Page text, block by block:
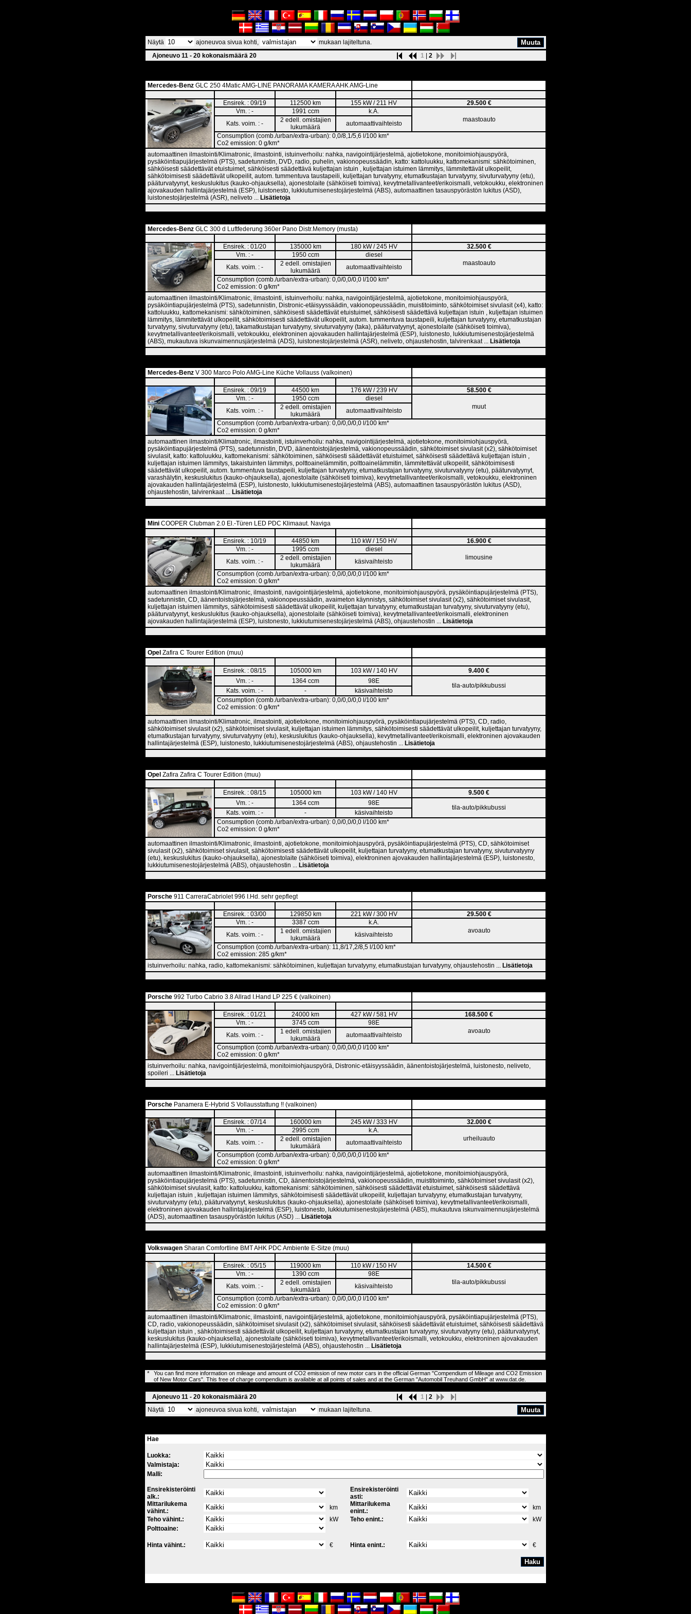
Näytä ajoneuvoa sivua kohti,
mukaan lajiteltuna.
Ajoneuvo 11 - 20 kokonaismäärä 20
1 2
Mercedes-Benz GLC 250 4Matic AMG-LINE PANORAMA KAMERA AHK AMG-Line
Ensirek. : 09/19 112500 km 155 kW / 211 HV
29.500 €
Vm. : -
1991 ccm
k.A.
maastoauto
Kats. voim. : -
2 edell. omistajien
lukumäärä
automaattivaihteisto
Consumption (comb./urban/extra-urban): 0,0/8,1/5,6 l/100 km*
Co2 emission: 0 g/km*
automaattinen ilmastointi/Klimatronic, ilmastointi, istuinverhoilu: nahka, navigointijärjestelmä, ajotietokone, monitoimiohjauspyörä,
pysäköintiapujärjestelmä (PTS), sadetunnistin, DVD, radio, puhelin, vakionopeussäädin, katto: kattoluukku, kattomekanismi: sähkötoiminen,
sähköisesti säädettävät etuistuimet, sähköisesti säädettävä kuljettajan istuin , kuljettajan istuimen lämmitys, lämmitettävät ulkopeilit,
sähkötoimisesti säädettävät ulkopeilit, autom. tummentuva taustapeili, kuljettajan turvatyyny, etumatkustajan turvatyyny, sivuturvatyyny (etu),
pääturvatyynyt, keskuslukitus (kauko-ohjauksella), ajonestolaite (sähköiseti toimiva), kevytmetallivanteet/erikoismalli, vetokoukku, elektroninen
ajovakauden hallintajärjestelmä (ESP), luistonesto, lukkiutumisenestojärjestelmä (ABS), automaattinen tasauspyörästön lukitus (ASD),
luistonestojärjestelmä (ASR), neliveto ... Lisätietoja
Mercedes-Benz GLC 300 d Luftfederung 360er Pano Distr.Memory (musta)
Ensirek. : 01/20 135000 km 180 kW / 245 HV
32.500 €
Vm. : -
1950 ccm
diesel
maastoauto
Kats. voim. : -
2 edell. omistajien
lukumäärä
automaattivaihteisto
Consumption (comb./urban/extra-urban): 0,0/0,0/0,0 l/100 km*
Co2 emission: 0 g/km*
automaattinen ilmastointi/Klimatronic, ilmastointi, istuinverhoilu: nahka, navigointijärjestelmä, ajotietokone, monitoimiohjauspyörä,
pysäköintiapujärjestelmä (PTS), sadetunnistin, Distronic-etäisyyssäädin, vakionopeussäädin, muistitoiminto, sähkötoimiset sivulasit (x4), katto:
kattoluukku, kattomekanismi: sähkötoiminen, sähköisesti säädettävät etuistuimet, sähköisesti säädettävä kuljettajan istuin , kuljettajan istuimen
lämmitys, lämmitettävät ulkopeilit, sähkötoimisesti säädettävät ulkopeilit, autom. tummentuva taustapeili, kuljettajan turvatyyny, etumatkustajan
turvatyyny, sivuturvatyyny (etu), takamatkustajan turvatyyny, sivuturvatyyny (taka), pääturvatyynyt, ajonestolaite (sähköiseti toimiva),
kevytmetallivanteet/erikoismalli, vetokoukku, elektroninen ajovakauden hallintajärjestelmä (ESP), luistonesto, lukkiutumisenestojärjestelmä
(ABS), mukautuva iskunvaimennusjärjestelmä (ADS), luistonestojärjestelmä (ASR), neliveto, ohjaustehostin, talvirenkaat ... Lisätietoja
Mercedes-Benz V 300 Marco Polo AMG-Line Küche Vollauss (valkoinen)
Ensirek. : 09/19 44500 km 176 kW / 239 HV
58.500 €
Vm. : -
1950 ccm
diesel
muut
Kats. voim. : -
2 edell. omistajien
lukumäärä
automaattivaihteisto
Consumption (comb./urban/extra-urban): 0,0/0,0/0,0 l/100 km*
Co2 emission: 0 g/km*
automaattinen ilmastointi/Klimatronic, ilmastointi, istuinverhoilu: nahka, navigointijärjestelmä, ajotietokone, monitoimiohjauspyörä,
pysäköintiapujärjestelmä (PTS), sadetunnistin, DVD, äänentoistojärjestelmä, vakionopeussäädin, sähkötoimiset sivulasit (x2), sähkötoimiset
sivulasit, katto: kattoluukku, kattomekanismi: sähkötoiminen, sähköisesti säädettävät etuistuimet, sähköisesti säädettävä kuljettajan istuin ,
kuljettajan istuimen lämmitys, takaistuinten lämmitys, polttoainelämmitin, polttoainelämmitin, lämmitettävät ulkopeilit, sähkötoimisesti
säädettävät ulkopeilit, autom. tummentuva taustapeili, kuljettajan turvatyyny, etumatkustajan turvatyyny, sivuturvatyyny (etu), pääturvatyynyt,
varashälytin, keskuslukitus (kauko-ohjauksella), ajonestolaite (sähköiseti toimiva), kevytmetallivanteet/erikoismalli, vetokoukku, elektroninen
ajovakauden hallintajärjestelmä (ESP), luistonesto, lukkiutumisenestojärjestelmä (ABS), automaattinen tasauspyörästön lukitus (ASD),
ohjaustehostin, talvirenkaat ... Lisätietoja
Mini COOPER Clubman 2.0 El.-Türen LED PDC Klimaaut. Naviga
Ensirek. : 10/19 44850 km 110 kW / 150 HV
16.900 €
Vm. : -
1995 ccm
diesel
limousine
Kats. voim. : -
2 edell. omistajien
lukumäärä
käsivaihteisto
Consumption (comb./urban/extra-urban): 0,0/0,0/0,0 l/100 km*
Co2 emission: 0 g/km*
automaattinen ilmastointi/Klimatronic, ilmastointi, navigointijärjestelmä, ajotietokone, monitoimiohjauspyörä, pysäköintiapujärjestelmä (PTS),
sadetunnistin, CD, äänentoistojärjestelmä, vakionopeussäädin, avaimeton käynnistys, sähkötoimiset sivulasit (x2), sähkötoimiset sivulasit,
kuljettajan istuimen lämmitys, sähkötoimisesti säädettävät ulkopeilit, kuljettajan turvatyyny, etumatkustajan turvatyyny, sivuturvatyyny (etu),
pääturvatyynyt, keskuslukitus (kauko-ohjauksella), ajonestolaite (sähköiseti toimiva), kevytmetallivanteet/erikoismalli, elektroninen
ajovakauden hallintajärjestelmä (ESP), luistonesto, lukkiutumisenestojärjestelmä (ABS), ohjaustehostin ... Lisätietoja
Opel Zafira C Tourer Edition (muu)
Ensirek. : 08/15 105000 km 103 kW / 140 HV
9.400 €
Vm. : -
1364 ccm 98E
tila-auto/pikkubussi
Kats. voim. : - -
käsivaihteisto
Consumption (comb./urban/extra-urban): 0,0/0,0/0,0 l/100 km*
Co2 emission: 0 g/km*
automaattinen ilmastointi/Klimatronic, ilmastointi, ajotietokone, monitoimiohjauspyörä, pysäköintiapujärjestelmä (PTS), CD, radio,
sähkötoimiset sivulasit (x2), sähkötoimiset sivulasit, kuljettajan istuimen lämmitys, sähkötoimisesti säädettävät ulkopeilit, kuljettajan turvatyyny,
etumatkustajan turvatyyny, sivuturvatyyny (etu), keskuslukitus (kauko-ohjauksella), kevytmetallivanteet/erikoismalli, elektroninen ajovakauden
hallintajärjestelmä (ESP), luistonesto, lukkiutumisenestojärjestelmä (ABS), ohjaustehostin ... Lisätietoja
Opel Zafira Zafira C Tourer Edition (muu)
Ensirek. : 08/15 105000 km 103 kW / 140 HV
9.500 €
Vm. : -
1364 ccm 98E
tila-auto/pikkubussi
Kats. voim. : - -
käsivaihteisto
Consumption (comb./urban/extra-urban): 0,0/0,0/0,0 l/100 km*
Co2 emission: 0 g/km*
automaattinen ilmastointi/Klimatronic, ilmastointi, ajotietokone, monitoimiohjauspyörä, pysäköintiapujärjestelmä (PTS), CD, sähkötoimiset
sivulasit (x2), sähkötoimiset sivulasit, sähkötoimisesti säädettävät ulkopeilit, kuljettajan turvatyyny, etumatkustajan turvatyyny, sivuturvatyyny
(etu), keskuslukitus (kauko-ohjauksella), ajonestolaite (sähköiseti toimiva), elektroninen ajovakauden hallintajärjestelmä (ESP), luistonesto,
lukkiutumisenestojärjestelmä (ABS), ohjaustehostin ... Lisätietoja
Porsche 911 CarreraCabriolet 996 I.Hd. sehr gepflegt
Ensirek. : 03/00 129850 km 221 kW / 300 HV
29.500 €
Vm. : -
3387 ccm
k.A.
avoauto
Kats. voim. : -
1 edell. omistajien
lukumäärä
käsivaihteisto
Consumption (comb./urban/extra-urban): 11,8/17,2/8,5 l/100 km*
Co2 emission: 285 g/km*
istuinverhoilu: nahka, radio, kattomekanismi: sähkötoiminen, kuljettajan turvatyyny, etumatkustajan turvatyyny, ohjaustehostin ... Lisätietoja
Porsche 992 Turbo Cabrio 3.8 Allrad I.Hand LP 225 € (valkoinen)
Ensirek. : 01/21 24000 km 427 kW / 581 HV
168.500 €
Vm. : -
3745 ccm
98E
avoauto
Kats. voim. : -
1 edell. omistajien
lukumäärä
automaattivaihteisto
Consumption (comb./urban/extra-urban): 0,0/0,0/0,0 l/100 km*
Co2 emission: 0 g/km*
istuinverhoilu: nahka, navigointijärjestelmä, monitoimiohjauspyörä, Distronic-etäisyyssäädin, äänentoistojärjestelmä, luistonesto, neliveto,
spoileri ... Lisätietoja
Porsche Panamera E-Hybrid S Vollausstattung !! (valkoinen)
Ensirek. : 07/14 160000 km 245 kW / 333 HV
32.000 €
Vm. : -
2995 ccm
k.A.
urheiluauto
Kats. voim. : -
2 edell. omistajien
lukumäärä
automaattivaihteisto
Consumption (comb./urban/extra-urban): 0,0/0,0/0,0 l/100 km*
Co2 emission: 0 g/km*
automaattinen ilmastointi/Klimatronic, ilmastointi, istuinverhoilu: nahka, navigointijärjestelmä, ajotietokone, monitoimiohjauspyörä,
pysäköintiapujärjestelmä (PTS), sadetunnistin, CD, äänentoistojärjestelmä, vakionopeussäädin, muistitoiminto, sähkötoimiset sivulasit (x2),
sähkötoimiset sivulasit, katto: kattoluukku, kattomekanismi: sähkötoiminen, sähköisesti säädettävät etuistuimet, sähköisesti säädettävä
kuljettajan istuin , kuljettajan istuimen lämmitys, sähkötoimisesti säädettävät ulkopeilit, kuljettajan turvatyyny, etumatkustajan turvatyyny,
sivuturvatyyny (etu), pääturvatyynyt, keskuslukitus (kauko-ohjauksella), ajonestolaite (sähköiseti toimiva), kevytmetallivanteet/erikoismalli,
elektroninen ajovakauden hallintajärjestelmä (ESP), luistonesto, lukkiutumisenestojärjestelmä (ABS), mukautuva iskunvaimennusjärjestelmä
(ADS), automaattinen tasauspyörästön lukitus (ASD) ... Lisätietoja
Volkswagen Sharan Comfortline BMT AHK PDC Ambiente E-Sitze (muu)
Ensirek. : 05/15 119000 km 110 kW / 150 HV
14.500 €
Vm. : -
1390 ccm
98E
tila-auto/pikkubussi
Kats. voim. : -
2 edell. omistajien
lukumäärä
käsivaihteisto
Consumption (comb./urban/extra-urban): 0,0/0,0/0,0 l/100 km*
Co2 emission: 0 g/km*
automaattinen ilmastointi/Klimatronic, ilmastointi, navigointijärjestelmä, ajotietokone, monitoimiohjauspyörä, pysäköintiapujärjestelmä (PTS),
CD, radio, vakionopeussäädin, sähkötoimiset sivulasit (x2), sähkötoimiset sivulasit, sähköisesti säädettävät etuistuimet, sähköisesti säädettävä
kuljettajan istuin , sähkötoimisesti säädettävät ulkopeilit, kuljettajan turvatyyny, etumatkustajan turvatyyny, sivuturvatyyny (etu), pääturvatyynyt,
keskuslukitus (kauko-ohjauksella), ajonestolaite (sähköiseti toimiva), kevytmetallivanteet/erikoismalli, vetokoukku, elektroninen ajovakauden
hallintajärjestelmä (ESP), lukkiutumisenestojärjestelmä (ABS), ohjaustehostin ... Lisätietoja
*
You can find more information on mileage and amount of CO2 emission of new motor cars in the official German "Compendium of Mileage and CO2 Emission
of New Motor Cars". This free of charge compendium is available at all points of sales and at the German "Automobil Treuhand GmbH" at www.dat.de.
Ajoneuvo 11 - 20 kokonaismäärä 20 1
2
Näytä
ajoneuvoa sivua kohti, mukaan lajiteltuna.
Hae
Luokka:
Valmistaja:
Malli:
Ensirekisteröinti
alk.:
Ensirekisteröinti
asti:
Mittarilukema
vähint.:
km
Mittarilukema
enint.:
km
Teho vähint.:
kW Teho enint.:
kW
Polttoaine:
Hinta vähint.: € Hinta enint.: €